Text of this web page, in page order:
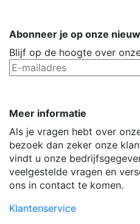
Meer informatie
Als je vragen hebt over
bezoek dan zeker onze
vindt u onze
veelgestelde vragen en
ons in contact te komen.
Klantenservice
Abonneer je op onze
Blijf op de hoogte over